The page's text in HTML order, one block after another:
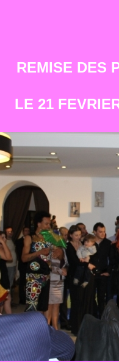
REMISE DES
LE 21